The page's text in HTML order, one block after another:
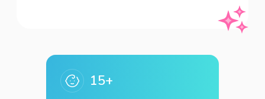
Акции(скидки,акции,спецпредложения,п
Постановка танца , Подарочный
сертификат , Танцы для начинающих ,
15+